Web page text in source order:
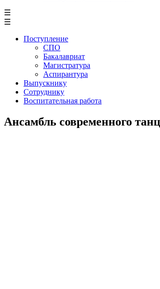
☰
☰
Поступление
СПО
Бакалавриат
Магистратура
Аспирантура
Выпускнику
Сотруднику
Воспитательная работа
Ансамбль современного